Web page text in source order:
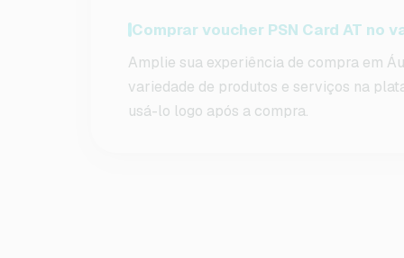
Comprar voucher PSN Card AT no
Amplie sua experiência de compra em
variedade de produtos e serviços na
usá-lo logo após a compra.